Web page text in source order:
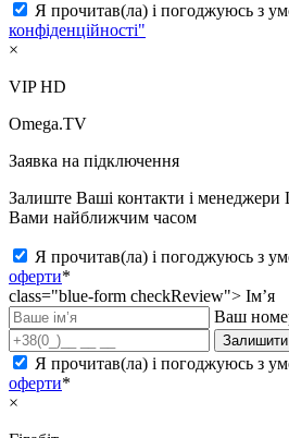
Я прочитав(ла) і погоджуюсь з
конфіденційності"
×
VIP HD
Omega.TV
Заявка на підключення
Залиште Ваші контакти і менеджери
Вами найближчим часом
Я прочитав(ла) і погоджуюсь з
оферти*
class="blue-form checkReview"> Ім’я
Ваш
Залишити
Я прочитав(ла) і погоджуюсь з
оферти*
×